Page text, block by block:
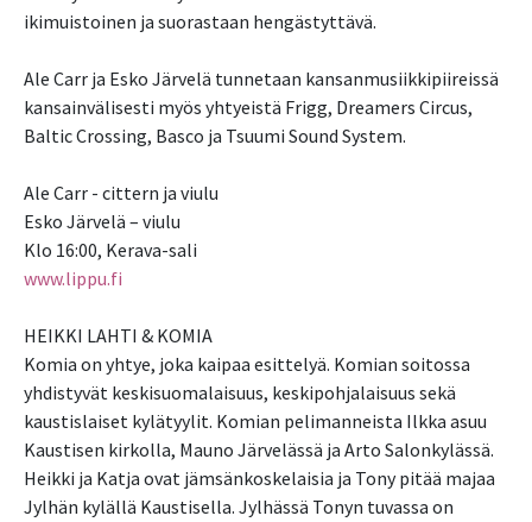
ikimuistoinen ja suorastaan hengästyttävä.
Ale Carr ja Esko Järvelä tunnetaan kansanmusiikkipiireissä
kansainvälisesti myös yhtyeistä Frigg, Dreamers Circus,
Baltic Crossing, Basco ja Tsuumi Sound System.
Ale Carr - cittern ja viulu
Esko Järvelä – viulu
Klo 16:00, Kerava-sali
www.lippu.fi
HEIKKI LAHTI & KOMIA
Komia on yhtye, joka kaipaa esittelyä. Komian soitossa
yhdistyvät keskisuomalaisuus, keskipohjalaisuus sekä
kaustislaiset kylätyylit. Komian pelimanneista Ilkka asuu
Kaustisen kirkolla, Mauno Järvelässä ja Arto Salonkylässä.
Heikki ja Katja ovat jämsänkoskelaisia ja Tony pitää majaa
Jylhän kylällä Kaustisella. Jylhässä Tonyn tuvassa on